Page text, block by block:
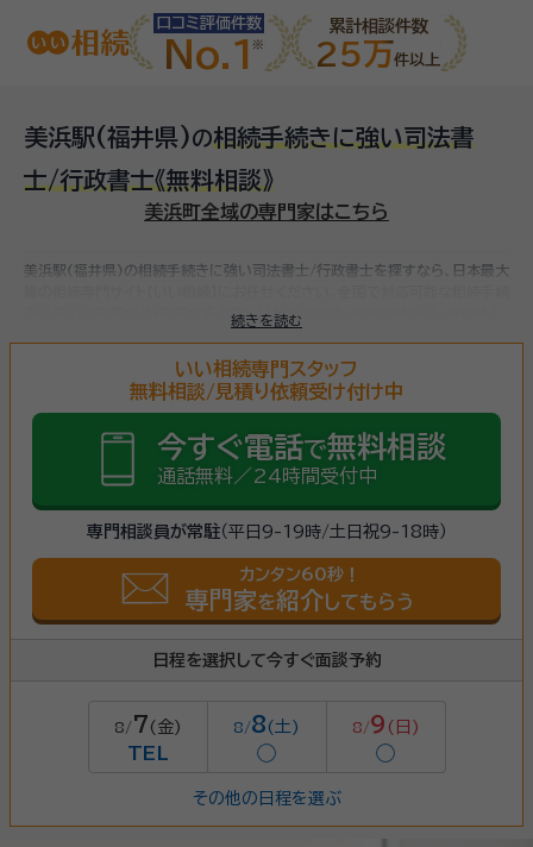
口コミ評価件数
No.1
累計相談件数
25万件以上
美浜駅(福井県)の相続手続きに強い司法書
士/行政書士《無料相談》
美浜町全域の専門家はこちら
続きを読む
美浜駅(福井県)の相続手続きに強い司法書士/行政書士を探すなら、日本最大
きに強い司法書士/行政書士をお探しいただけます。
財産が基礎控除額を超えていた場合）など多岐に渡るため、相続手続きに強い
まずは相談しましょう。
いい相続専門スタッフ
無料相談/見積り依頼受け付け中
今すぐ電話で無料相談
通話無料／24時間受付中
専門相談員が常駐（平日9-19時/土日祝9-18時）
カンタン60秒！
専門家を紹介 してもらう
日程を選択して今すぐ面談予約
8/7 (金)
TEL
8/8(土)
◯
8/9 (日)
◯
その他の日程を選ぶ